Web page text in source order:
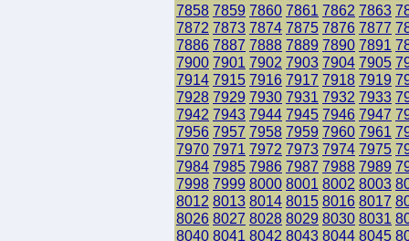
7858 7859 7860 7861 7862 7863
7872 7873 7874 7875 7876 7877
7886 7887 7888 7889 7890 7891
7900 7901 7902 7903 7904 7905
7914 7915 7916 7917 7918 7919
7928 7929 7930 7931 7932 7933
7942 7943 7944 7945 7946 7947
7956 7957 7958 7959 7960 7961
7970 7971 7972 7973 7974 7975
7984 7985 7986 7987 7988 7989
7998 7999 8000 8001 8002 8003
8012 8013 8014 8015 8016 8017
8026 8027 8028 8029 8030 8031
8040 8041 8042 8043 8044 8045